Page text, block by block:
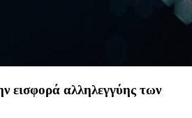
εισφορά αλληλεγγύης των